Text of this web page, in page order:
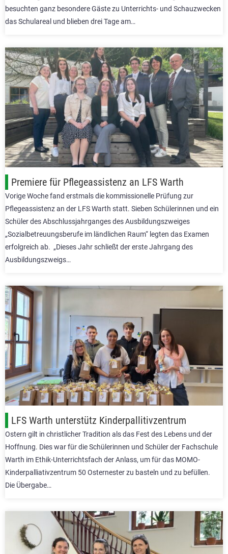
besuchten ganz besondere Gäste zu Unterrichts- und Schauzwecken
das Schulareal und blieben drei Tage am…
Premiere für Pflegeassistenz an LFS Warth
Vorige Woche fand erstmals die kommissionelle Prüfung zur
Pflegeassistenz an der LFS Warth statt. Sieben Schülerinnen und ein
Schüler des Abschlussjahrganges des Ausbildungszweiges
„Sozialbetreuungsberufe im ländlichen Raum“ legten das Examen
erfolgreich ab. „Dieses Jahr schließt der erste Jahrgang des
Ausbildungszweigs…
LFS Warth unterstütz Kinderpallitivzentrum
Ostern gilt in christlicher Tradition als das Fest des Lebens und der
Hoffnung. Dies war für die Schülerinnen und Schüler der Fachschule
Warth im Ethik-Unterrichtsfach der Anlass, um für das MOMO-
Kinderpalliativzentrum 50 Osternester zu basteln und zu befüllen.
Die Übergabe…